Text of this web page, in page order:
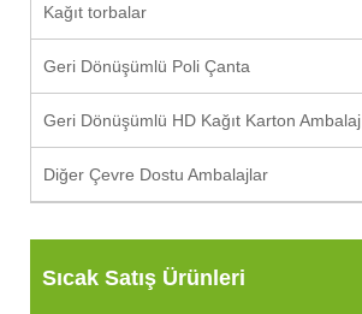
Kağıt torbalar
Geri Dönüşümlü Poli Çanta
Geri Dönüşümlü HD Kağıt Karton Ambalaj
Diğer Çevre Dostu Ambalajlar
Sıcak Satış Ürünleri